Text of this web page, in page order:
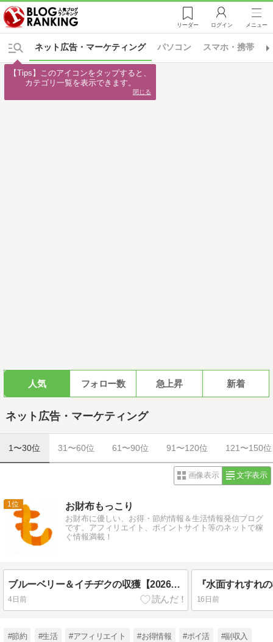
リーダー ログイン メニュー
パソコン スマホ・携帯
ネット広告・マーケティング
人気 フォロー数 急上昇 新着
ネット広告・マーケティング
1〜30位 31〜60位 61〜90位 91〜120位 121〜150位
画像表示 文字表示
1 お財布もっこり
お財布に優しい、お得・節約情報＆生活情報発信ブログ
です。アフィリエイト、ポイントサイト等のネットで稼
ぐ情報満載！
ブルーベリー＆イチヂクの収獲【2026・夏】
4日前 16日前
#節約 #生活 #アフィリエイト #お得情報 #ポイ活 #副収入
【Tips】このアイコンをタップすると、
カテゴリ一覧を表示できます。
閉じる